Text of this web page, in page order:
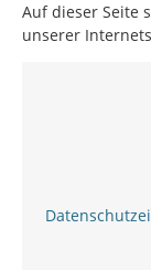
Auf dieser Seite
unserer